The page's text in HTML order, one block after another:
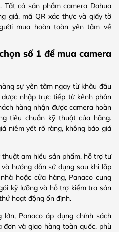
Tất cả sản phẩm camera Dahua
giả, mã QR xác thực và giấy tờ
mua hoàn toàn yên tâm về
số 1 để mua camera
sự yên tâm ngay từ khâu đầu
nhập trực tiếp từ kênh phân
hàng nhận được camera hoàn
tiêu chuẩn kỹ thuật của hãng.
niêm yết rõ ràng, không báo giá
thuật am hiểu sản phẩm, hỗ trợ tư
hướng dẫn sử dụng sau khi lắp
hoặc cửa hàng, Panaco cung
kỹ lưỡng và hỗ trợ kiểm tra sản
hoạt động ổn định.
lớn, Panaco áp dụng chính sách
và giao hàng toàn quốc, phù